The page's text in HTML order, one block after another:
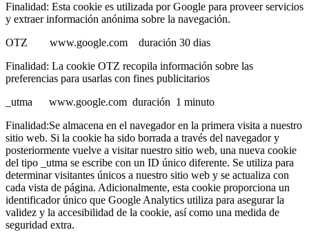
Finalidad: Esta cookie es utilizada por Google para proveer servicios
y extraer información anónima sobre la navegación.
OTZ www.google.com duración 30 dias
Finalidad: La cookie OTZ recopila información sobre las
preferencias para usarlas con fines publicitarios
_utma www.google.com duración 1 minuto
Finalidad:Se almacena en el navegador en la primera visita a nuestro
sitio web. Si la cookie ha sido borrada a través del navegador y
posteriormente vuelve a visitar nuestro sitio web, una nueva cookie
del tipo _utma se escribe con un ID único diferente. Se utiliza para
determinar visitantes únicos a nuestro sitio web y se actualiza con
cada vista de página. Adicionalmente, esta cookie proporciona un
identificador único que Google Analytics utiliza para asegurar la
validez y la accesibilidad de la cookie, así como una medida de
seguridad extra.